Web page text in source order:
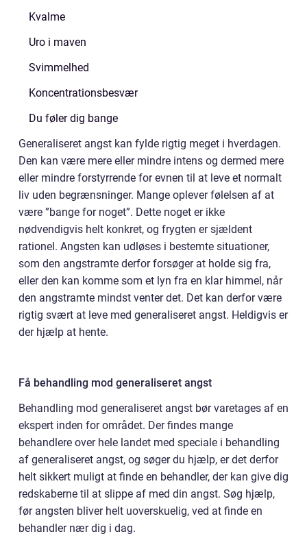
Kvalme
Uro i maven
Svimmelhed
Koncentrationsbesvær
Du føler dig bange
Generaliseret angst kan fylde rigtig meget i hverdagen.
Den kan være mere eller mindre intens og dermed mere
eller mindre forstyrrende for evnen til at leve et normalt
liv uden begrænsninger. Mange oplever følelsen af at
være ”bange for noget”. Dette noget er ikke
nødvendigvis helt konkret, og frygten er sjældent
rationel. Angsten kan udløses i bestemte situationer,
som den angstramte derfor forsøger at holde sig fra,
eller den kan komme som et lyn fra en klar himmel, når
den angstramte mindst venter det. Det kan derfor være
rigtig svært at leve med generaliseret angst. Heldigvis er
der hjælp at hente.
Få behandling mod generaliseret angst
Behandling mod generaliseret angst bør varetages af en
ekspert inden for området. Der findes mange
behandlere over hele landet med speciale i behandling
af generaliseret angst, og søger du hjælp, er det derfor
helt sikkert muligt at finde en behandler, der kan give dig
redskaberne til at slippe af med din angst. Søg hjælp,
før angsten bliver helt uoverskuelig, ved at finde en
behandler nær dig i dag.